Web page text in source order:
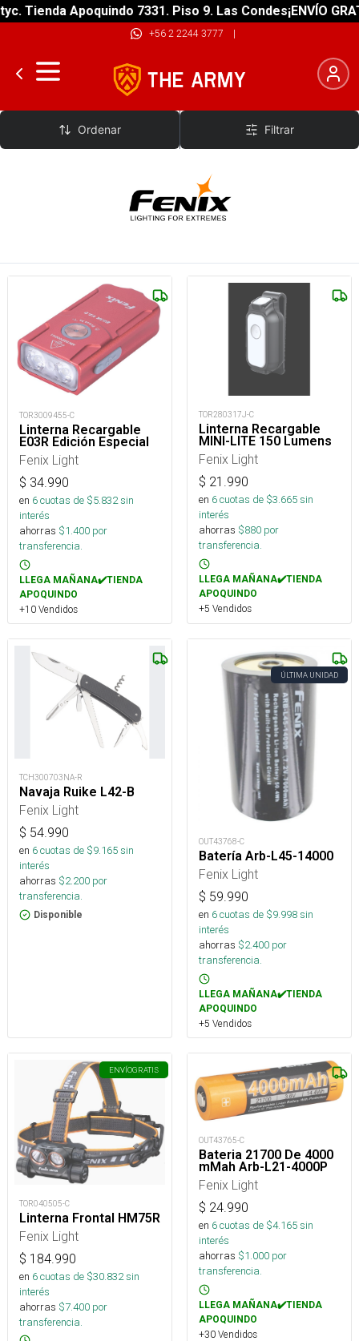
Apoquindo 7331. Piso 9. Las Condes¡ENVÍO
+56 2 2244 3777 |
Fenix Light
Ordenar Filtrar
TOR3009455-C
Linterna Recargable
E03R Edición Especial
Fenix Light
$ 34.990
en 6cuotas de $5.832sin
interés
ahorras $1.400 por
transferencia.
LLEGA MAÑANA✔️TIENDA
APOQUINDO
+10 Vendidos
TOR280317J-C
Linterna Recargable
MINI-LITE 150 Lumens
Fenix Light
$ 21.990
en 6cuotas de $3.665sin
interés
ahorras $880 por
transferencia.
LLEGA MAÑANA✔️TIENDA
APOQUINDO
+5 Vendidos
TCH300703NA-R
Navaja Ruike L42-B
Fenix Light
$ 54.990
en 6cuotas de $9.165sin
interés
ahorras $2.200 por
transferencia.
Disponible
ÚLTIMA UNIDAD
OUT43768-C
Batería Arb-L45-14000
Fenix Light
$ 59.990
en 6cuotas de $9.998sin
interés
ahorras $2.400 por
transferencia.
LLEGA MAÑANA✔️TIENDA
APOQUINDO
+5 Vendidos
ENVÍOGRATIS
TOR040505-C
Linterna Frontal HM75R
Fenix Light
$ 184.990
en 6cuotas de $30.832sin
interés
ahorras $7.400 por
transferencia.
OUT43765-C
Bateria 21700 De 4000
mMah Arb-L21-4000P
Fenix Light
$ 24.990
en 6cuotas de $4.165sin
interés
ahorras $1.000 por
transferencia.
LLEGA MAÑANA✔️TIENDA
APOQUINDO
+30 Vendidos